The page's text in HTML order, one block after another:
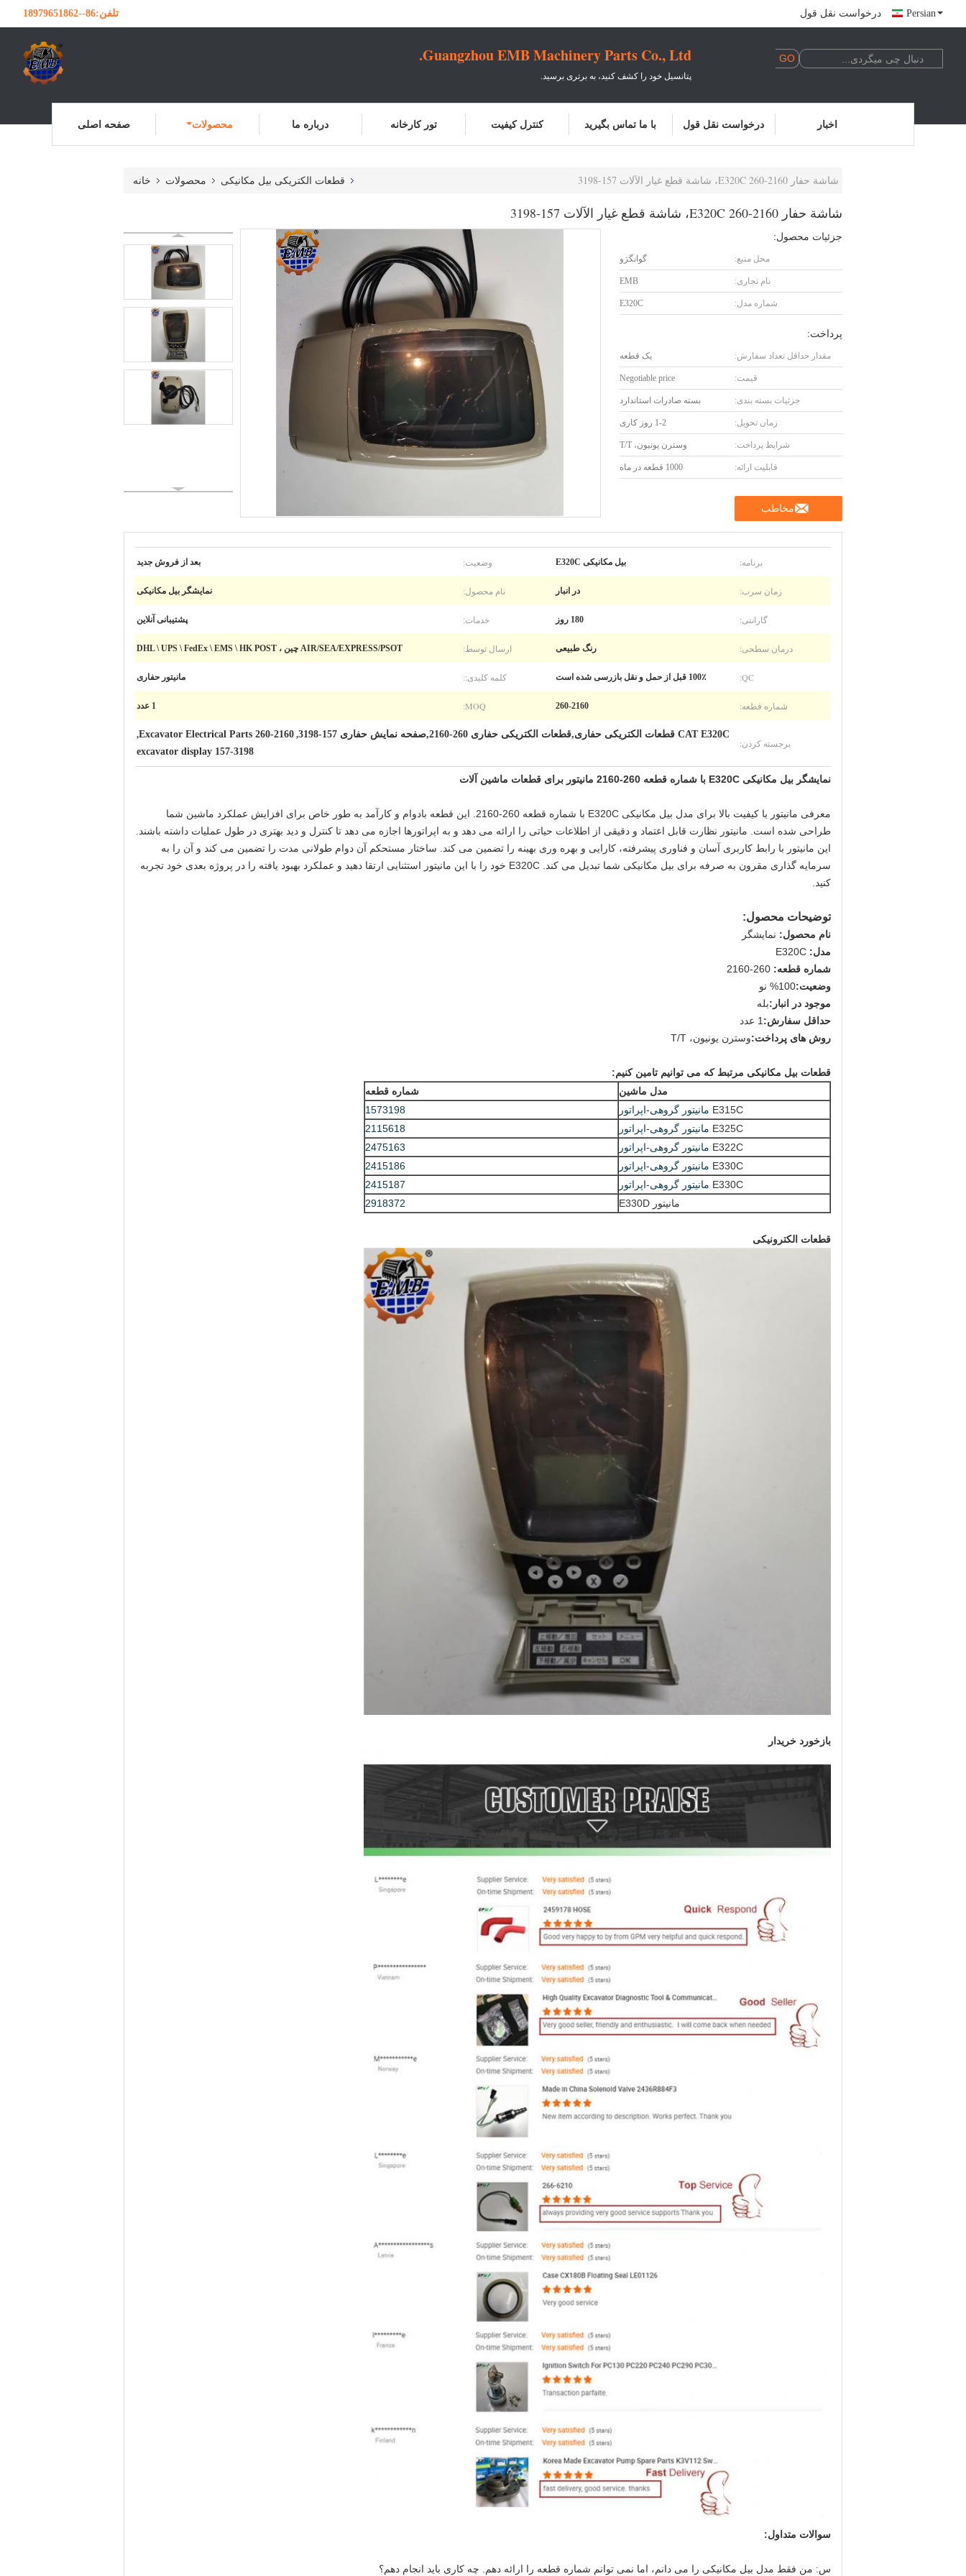
تلفن:86--18979651862 درخواست نقل قول Persian
Guangzhou EMB Machinery Parts Co., Ltd.
پتانسیل خود را کشف کنید، به برتری برسید.
صفحه اصلی محصولات درباره ما تور کارخانه کنترل کیفیت با ما تماس بگیرید درخواست نقل قول اخبار
خانه محصولات قطعات الکتریکی بیل مکانیکی شاشة حفار E320C 260-2160، شاشة قطع غيار الآلات 157-3198
شاشة حفار E320C 260-2160، شاشة قطع غيار الآلات 157-3198
جزئیات محصول:
محل منبع: گوانگژو
نام تجاری: EMB
شماره مدل: E320C
پرداخت:
مقدار حداقل تعداد سفارش: یک قطعه
قیمت: Negotiable price
جزئیات بسته بندی: بسته صادرات استاندارد
زمان تحویل: 1-2 روز کاری
شرایط پرداخت: وسترن یونیون، T/T
قابلیت ارائه: 1000 قطعه در ماه
مخاطب
برنامه: بیل مکانیکی E320C وضعیت: بعد از فروش جدید
زمان سرب: در انبار نام محصول: نمایشگر بیل مکانیکی
گارانتی: 180 روز خدمات: پشتیبانی آنلاین
درمان سطحی: رنگ طبیعی ارسال توسط: AIR/SEA/EXPRESS/PSOT چین ، DHL \ UPS \ FedEx \ EMS \ HK POST
QC: 100٪ قبل از حمل و نقل بازرسی شده است کلمه کلیدی:: مانیتور حفاری
شماره قطعه: 260-2160
MOQ: 1 عدد
برجسته کردن:
CAT E320C قطعات الکتریکی حفاری,قطعات الکتریکی حفاری 260-2160,صفحه نمایش حفاری 157-3198 ,
Excavator Electrical Parts 260-2160
,
excavator display 157-3198
نمایشگر بیل مکانیکی E320C با شماره قطعه 260-2160 مانیتور برای قطعات ماشین آلات
معرفی مانیتور با کیفیت بالا برای مدل بیل مکانیکی E320C با شماره قطعه 260-2160. این قطعه بادوام و کارآمد به طور خاص برای افزایش عملکرد ماشین شما
طراحی شده است. مانیتور نظارت قابل اعتماد و دقیقی از اطلاعات حیاتی را ارائه می دهد و به اپراتورها اجازه می دهد تا کنترل و دید بهتری در طول عملیات داشته باشند.
این مانیتور با رابط کاربری آسان و فناوری پیشرفته، کارایی و بهره وری بهینه را تضمین می کند. ساختار مستحکم آن دوام طولانی مدت را تضمین می کند و آن را به
سرمایه گذاری مقرون به صرفه برای بیل مکانیکی شما تبدیل می کند. E320C خود را با این مانیتور استثنایی ارتقا دهید و عملکرد بهبود یافته را در پروژه بعدی خود تجربه
کنید.
توضیحات محصول:
نام محصول: نمایشگر
مدل: E320C
شماره قطعه: 260-2160
وضعیت:100% نو
موجود در انبار:بله
حداقل سفارش: 1 عدد
روش های پرداخت:وسترن یونیون، T/T
قطعات بیل مکانیکی مرتبط که می توانیم تامین کنیم:
مدل ماشین
شماره قطعه
E315C مانیتور گروهی-اپراتور
1573198
E325C مانیتور گروهی-اپراتور
2115618
E322C مانیتور گروهی-اپراتور
2475163
E330C مانیتور گروهی-اپراتور
2415186
E330C مانیتور گروهی-اپراتور
2415187
مانیتور E330D
2918372
قطعات الکترونیکی
بازخورد خریدار
سوالات متداول:
س: من فقط مدل بیل مکانیکی را می دانم، اما نمی توانم شماره قطعه را ارائه دهم. چه کاری باید انجام دهم؟